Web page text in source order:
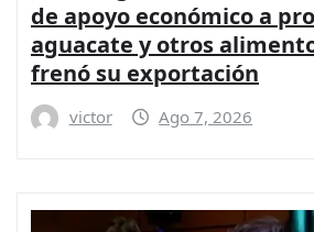
de apoyo económico a
aguacate y otros
frenó su exportación
victor Ago 7, 2026